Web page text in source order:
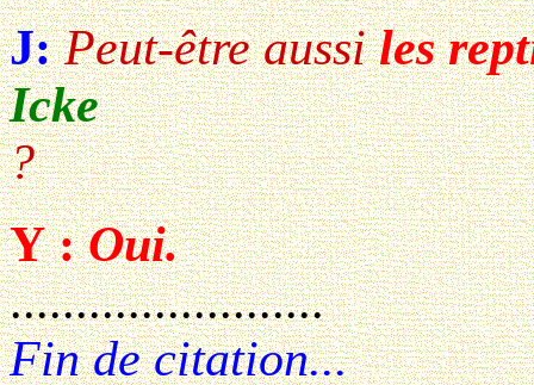
J:Peut-être aussiles
Icke
?
Y : Oui.
........................
Fin de citation...